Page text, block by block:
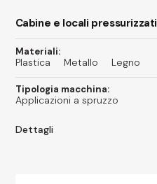
Cabine e locali pressurizzati
Materiali:
Plastica Metallo Legno
Tipologia macchina:
Applicazioni a spruzzo
Dettagli